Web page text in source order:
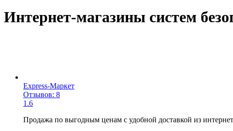
Интернет-магазины систем
Express-Маркет
Отзывов: 8
1.6
Продажа по выгодным ценам с удобной доставкой из